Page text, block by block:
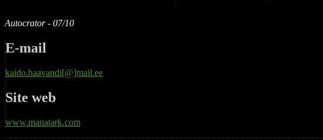
Autocrator - 07/10
E-mail
kaido.haavandi[@]mail.ee
Site web
www.manatark.com